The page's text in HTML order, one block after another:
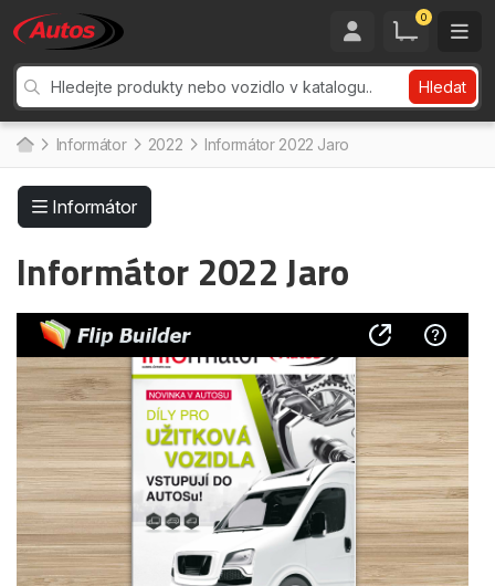
0
Hledat
Informátor 2022 Informátor 2022 Jaro
Informátor
Informátor 2022 Jaro